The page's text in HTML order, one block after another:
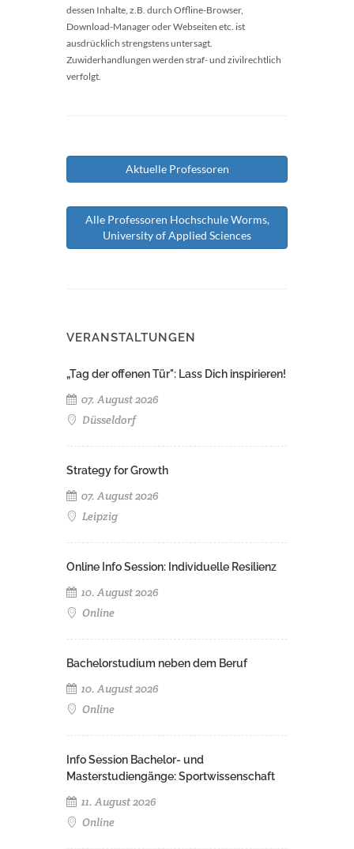
dessen Inhalte, z.B. durch Offline-Browser,
Download-Manager oder Webseiten etc. ist
ausdrücklich strengstens untersagt.
Zuwiderhandlungen werden straf- und zivilrechtlich
verfolgt.
Aktuelle Professoren
Alle Professoren Hochschule Worms,
University of Applied Sciences
VERANSTALTUNGEN
„Tag der offenen Tür": Lass Dich inspirieren!
07. August 2026
Düsseldorf
Strategy for Growth
07. August 2026
Leipzig
Online Info Session: Individuelle Resilienz
10. August 2026
Online
Bachelorstudium neben dem Beruf
10. August 2026
Online
Info Session Bachelor- und
Masterstudiengänge: Sportwissenschaft
11. August 2026
Online